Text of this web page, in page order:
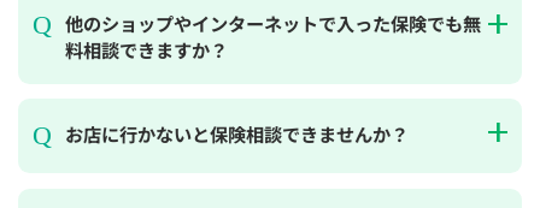
他のショップやインターネットで入った保険でも無
料相談できますか？
お店に行かないと保険相談できませんか？